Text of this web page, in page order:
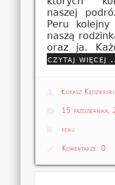
naszej
Peru kolejny
naszą
oraz ja.
czytaj więcej
Łukasz Kędzierski
15
peru
Komentarze: 0